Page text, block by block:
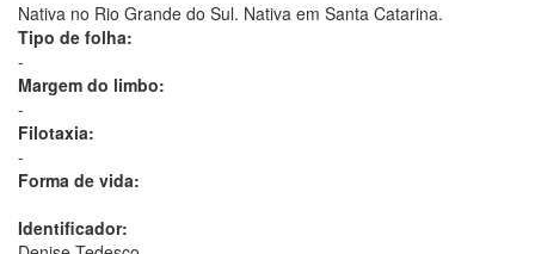
Nativa no Rio Grande do Sul. Nativa em Santa Catarina.
Tipo de folha:
-
Margem do limbo:
-
Filotaxia:
-
Forma de vida:
Identificador: